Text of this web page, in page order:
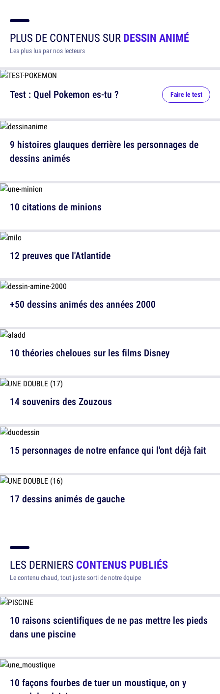
PLUS DE CONTENUS SURDESSIN ANIMÉ
Les plus lus par nos lecteurs
Test : Quel Pokemon es-tu ? Faire le test
10 citations de minions
+50 dessins animés des années 2000
14 souvenirs des Zouzous
17 dessins animés de gauche
9 histoires glauques derrière les personnages de
dessins animés
12 preuves que l'Atlantide
10 théories cheloues sur les films Disney
15 personnages de notre enfance qui l'ont déjà fait
LES DERNIERS CONTENUS PUBLIÉS
Le contenu chaud, tout juste sorti de notre équipe
10 raisons scientifiques de ne pas mettre les pieds
dans une piscine
10 façons fourbes de tuer un moustique, on y